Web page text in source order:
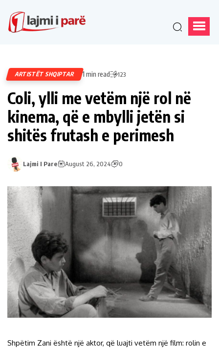
ARTISTËT SHQIPTAR 1 min read 123
Coli, ylli me vetëm një rol në
kinema, që e mbylli jetën si
shitës frutash e perimesh
Lajmi I Pare August 26, 2024 0
Shpëtim Zani është një aktor, që luajti vetëm një film: rolin e